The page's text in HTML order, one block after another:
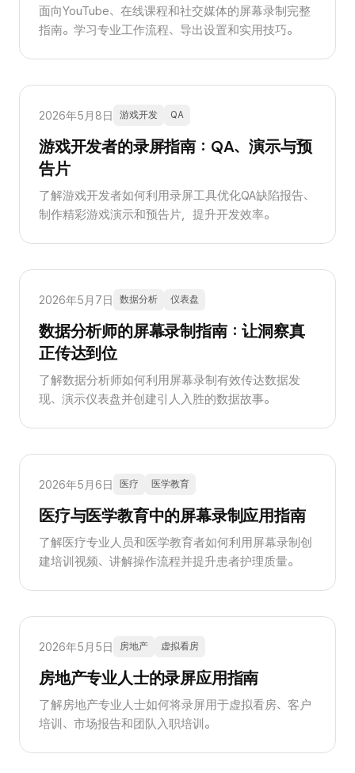
面向YouTube、在线课程和社交媒体的屏幕录制完整
指南。学习专业工作流程、导出设置和实用技巧。
2026年5月8日 游戏开发 QA
游戏开发者的录屏指南：QA、演示与预
告片
了解游戏开发者如何利用录屏工具优化QA缺陷报告、
制作精彩游戏演示和预告片，提升开发效率。
2026年5月7日 数据分析 仪表盘
数据分析师的屏幕录制指南：让洞察真
正传达到位
了解数据分析师如何利用屏幕录制有效传达数据发
现、演示仪表盘并创建引人入胜的数据故事。
2026年5月6日 医疗 医学教育
医疗与医学教育中的屏幕录制应用指南
了解医疗专业人员和医学教育者如何利用屏幕录制创
建培训视频、讲解操作流程并提升患者护理质量。
2026年5月5日 房地产 虚拟看房
房地产专业人士的录屏应用指南
了解房地产专业人士如何将录屏用于虚拟看房、客户
培训、市场报告和团队入职培训。